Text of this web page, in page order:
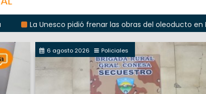
pidió frenar las obras del oleoducto en Punta
6 agosto 2026 Policiales